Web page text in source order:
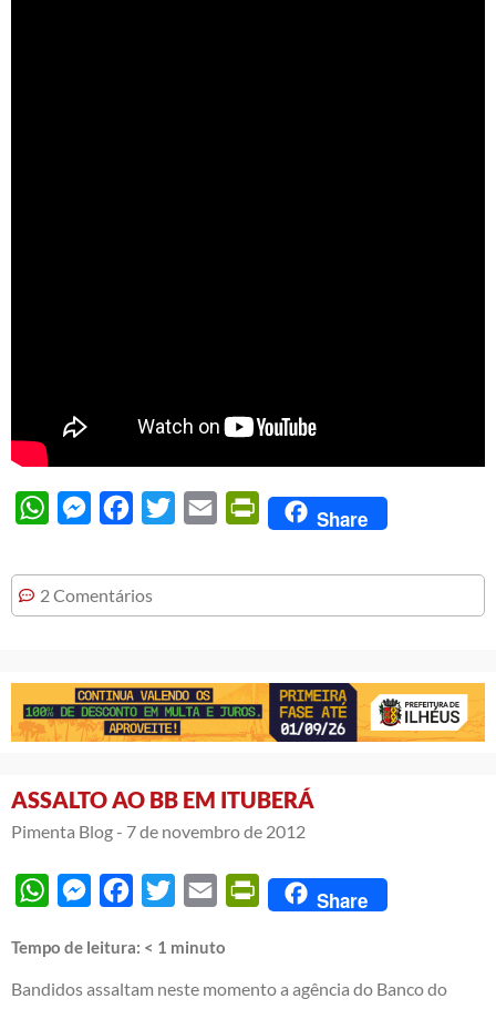
WhatsAppMessengerFacebook
Twitter Email PrintFriendly
Share
2 Comentários
ASSALTO AO BB EM ITUBERÁ
Pimenta Blog - 7 de novembro de 2012
WhatsAppMessengerFacebook
Twitter Email PrintFriendly
Share
Tempo de leitura: < 1 minuto
Bandidos assaltam neste momento a agência do Banco do